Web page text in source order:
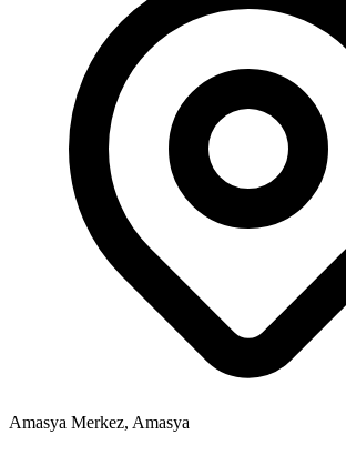
Amasya Merkez, Amasya